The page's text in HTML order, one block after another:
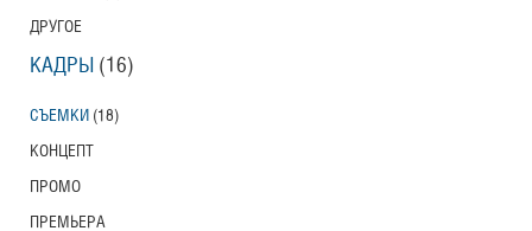
ДРУГОЕ
КАДРЫ (16)
СЪЕМКИ (18)
КОНЦЕПТ
ПРОМО
ПРЕМЬЕРА